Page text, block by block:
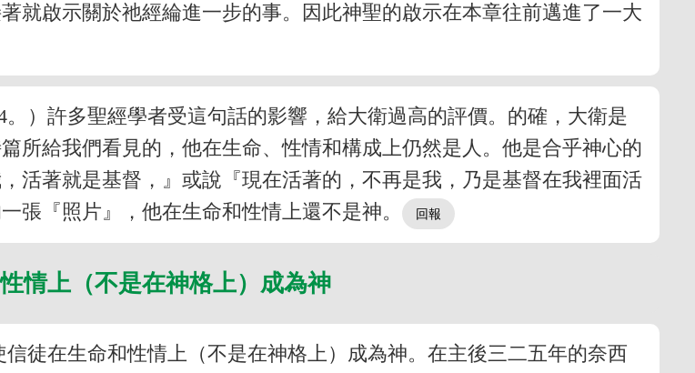
就啟示關於祂經綸進一步的事。因此神聖的啟示在本章往前邁進了一大
）許多聖經學者受這句話的影響，給大衛過高的評價。的確，大衛是
所給我們看見的，他在生命、性情和構成上仍然是人。他是合乎神心的
活著就是基督，』或說『現在活著的，不再是我，乃是基督在我裡面活
張『照片』，他在生命和性情上還不是神。
情上（不是在神格上）成為神
徒在生命和性情上（不是在神格上）成為神。在主後三二五年的奈西